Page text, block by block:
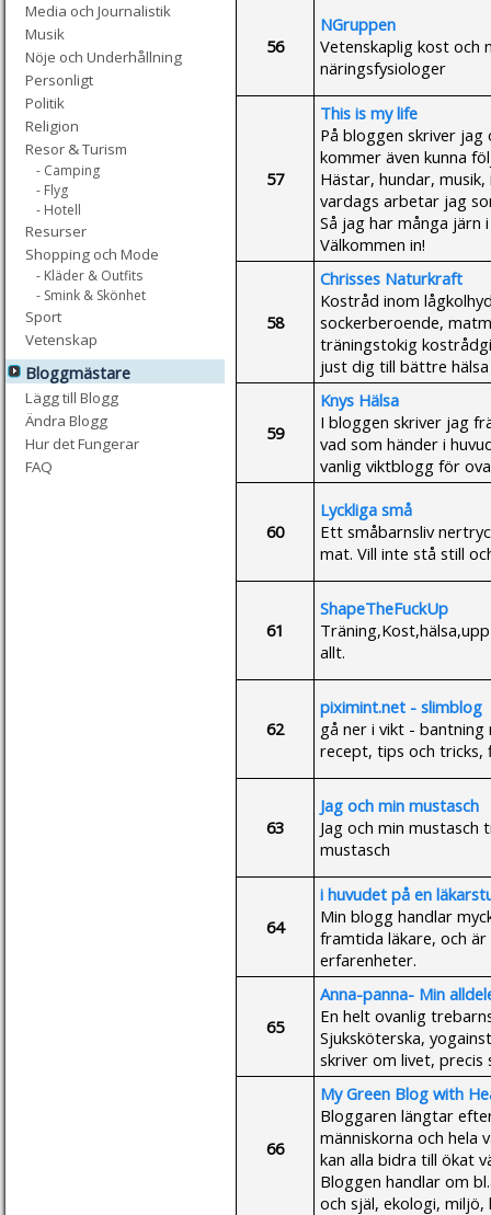
Media och Journalistik
Musik
Nöje och Underhållning
Personligt
Politik
Religion
Resor & Turism
- Camping
- Flyg
- Hotell
Resurser
Shopping och Mode
- Kläder & Outfits
- Smink & Skönhet
Sport
Vetenskap
Bloggmästare
Lägg till Blogg
Ändra Blogg
Hur det Fungerar
FAQ
56
NGruppen
Vetenskaplig kost och
näringsfysiologer
57
This is my life
På bloggen skriver
kommer även kunna
Hästar, hundar,
vardags arbetar jag
Så jag har många järn
Välkommen in!
58
Chrisses Naturkraft
Kostråd inom
sockerberoende,
träningstokig
just dig till bättre
59
Knys Hälsa
I bloggen skriver jag
vad som händer i
vanlig viktblogg för
60
Lyckliga små
Ett småbarnsliv
mat. Vill inte stå still
61
ShapeTheFuckUp
allt.
62
piximint.net - slimblog
gå ner i vikt -
recept, tips och tricks,
63
Jag och min mustasch
Jag och min
mustasch
64
i huvudet på en
Min blogg handlar
framtida läkare, och
erfarenheter.
65
Anna-panna- Min
En helt ovanlig
Sjuksköterska,
skriver om livet,
66
My Green Blog with
Bloggaren längtar
människorna och hela
kan alla bidra till ökat
Bloggen handlar om
och själ, ekologi,